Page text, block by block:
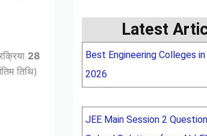
28
तिथि)
Latest
Best Engineering Colleges in
2026
JEE Main Session 2